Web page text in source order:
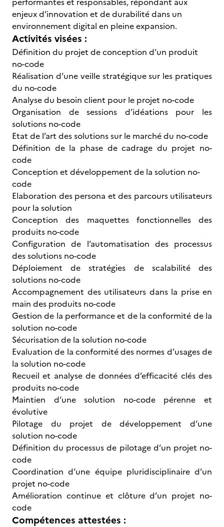
enjeux d’innovation et de durabilité dans un
environnement digital en pleine expansion.
Activités visées :
Définition du projet de conception d’un produit
no-code
Réalisation d’une veille stratégique sur les pratiques
du no-code
Analyse du besoin client pour le projet no-code
Organisation de sessions d’idéations pour les
solutions no-code
Etat de l’art des solutions sur le marché du no-code
Définition de la phase de cadrage du projet no-
code
Conception et développement de la solution no-
code
Elaboration des persona et des parcours utilisateurs
pour la solution
Conception des maquettes fonctionnelles des
produits no-code
Configuration de l’automatisation des processus
des solutions no-code
Déploiement de stratégies de scalabilité des
solutions no-code
Accompagnement des utilisateurs dans la prise en
main des produits no-code
Gestion de la performance et de la conformité de la
solution no-code
Sécurisation de la solution no-code
Evaluation de la conformité des normes d’usages de
la solution no-code
Recueil et analyse de données d’efficacité clés des
produits no-code
Maintien d’une solution no-code pérenne et
évolutive
Pilotage du projet de développement d’une
solution no-code
Définition du processus de pilotage d’un projet no-
code
Coordination d’une équipe pluridisciplinaire d’un
projet no-code
Amélioration continue et clôture d’un projet no-
code
Compétences attestées :